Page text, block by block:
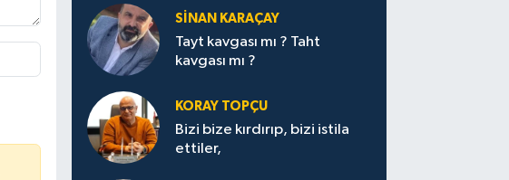
SİNAN KARAÇAY
Tayt kavgası mı ? Taht
kavgası mı ?
KORAY TOPÇU
Bizi bize kırdırıp, bizi istila
ettiler,